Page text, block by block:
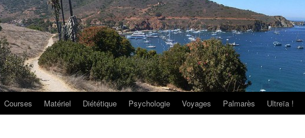
Courses Matériel Diététique Psychologie Voyages Palmarès Ultreïa !